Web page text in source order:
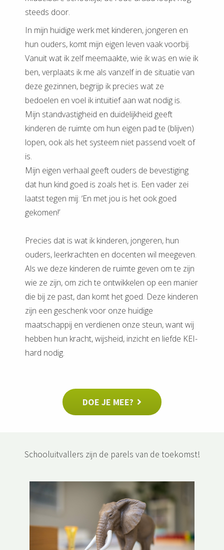
steeds door.
In mijn huidige werk met kinderen, jongeren en
hun ouders, komt mijn eigen leven vaak voorbij.
Vanuit wat ik zelf meemaakte, wie ik was en wie ik
ben, verplaats ik me als vanzelf in de situatie van
deze gezinnen, begrijp ik precies wat ze
bedoelen en voel ik intuïtief aan wat nodig is.
Mijn standvastigheid en duidelijkheid geeft
kinderen de ruimte om hun eigen pad te (blijven)
lopen, ook als het systeem niet passend voelt of
is.
Mijn eigen verhaal geeft ouders de bevestiging
dat hun kind goed is zoals het is. Een vader zei
laatst tegen mij: ‘En met jou is het ook goed
gekomen!’
Precies dat is wat ik kinderen, jongeren, hun
ouders, leerkrachten en docenten wil meegeven.
Als we deze kinderen de ruimte geven om te zijn
wie ze zijn, om zich te ontwikkelen op een manier
die bij ze past, dan komt het goed. Deze kinderen
zijn een geschenk voor onze huidige
maatschappij en verdienen onze steun, want wij
hebben hun kracht, wijsheid, inzicht en liefde KEI-
hard nodig.
DOE JE MEE?
Schooluitvallers zijn de parels van de toekomst!